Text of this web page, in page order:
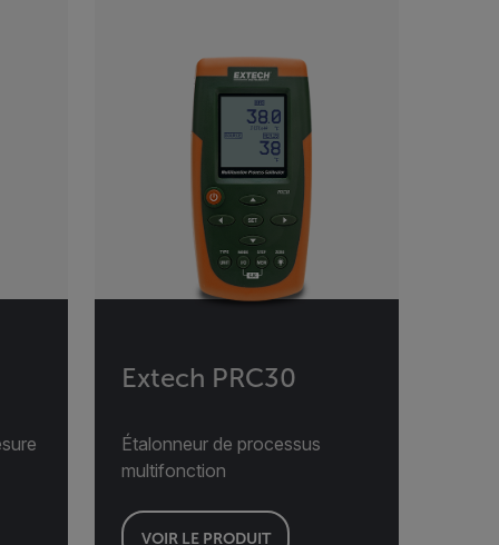
Extech PRC30
Étalonneur de processus
multifonction
VOIR LE PRODUIT